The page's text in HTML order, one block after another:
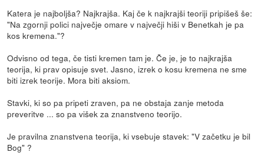
Katera je najboljša? Najkrajša. Kaj če k najkrajši teoriji pripišeš še:
"Na zgornji polici največje omare v največji hiši v Benetkah je pa
kos kremena."?
Odvisno od tega, če tisti kremen tam je. Če je, je to najkrajša
teorija, ki prav opisuje svet. Jasno, izrek o kosu kremena ne sme
biti izrek teorije. Mora biti aksiom.
Stavki, ki so pa pripeti zraven, pa ne obstaja zanje metoda
preveritve ... so pa višek za znanstveno teorijo.
Je pravilna znanstvena teorija, ki vsebuje stavek: "V začetku je bil
Bog" ?